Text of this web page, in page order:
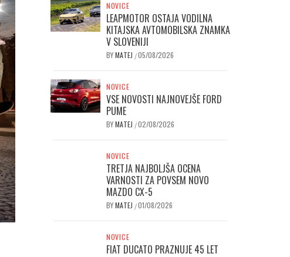
NOVICE
LEAPMOTOR OSTAJA VODILNA
KITAJSKA AVTOMOBILSKA ZNAMKA
V SLOVENIJI
BYMATEJ /05/08/2026
NOVICE
VSE NOVOSTI NAJNOVEJŠE FORD
PUME
BYMATEJ /02/08/2026
NOVICE
TRETJA NAJBOLJŠA OCENA
VARNOSTI ZA POVSEM NOVO
MAZDO CX-5
BYMATEJ /01/08/2026
NOVICE
FIAT DUCATO PRAZNUJE 45 LET